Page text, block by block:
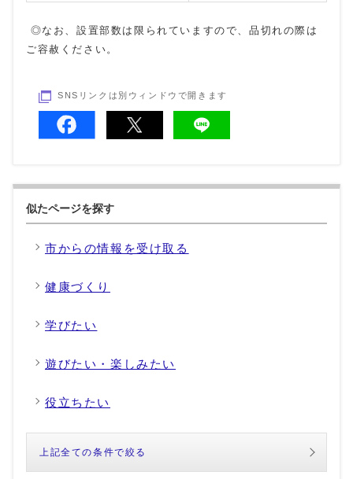
◎なお、設置部数は限られていますので、品切れの際は
ご容赦ください。
SNSリンクは別ウィンドウで開きます
似たページを探す
市からの情報を受け取る
健康づくり
学びたい
遊びたい・楽しみたい
役立ちたい
上記全ての条件で絞る